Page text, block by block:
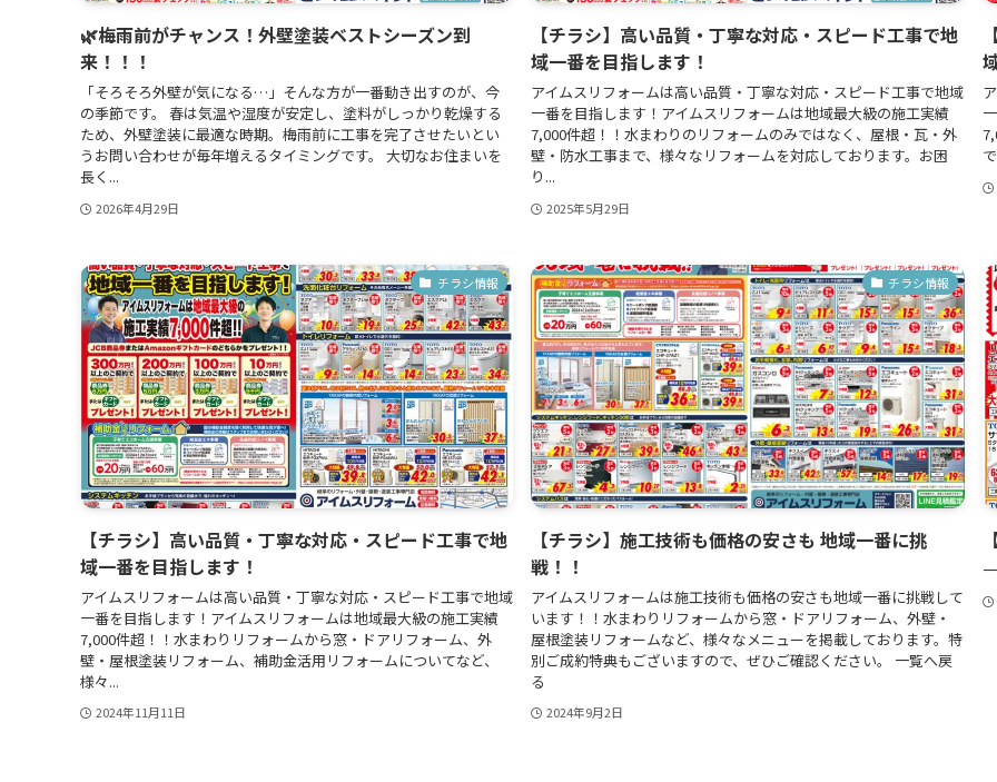
🌿梅雨前がチャンス！外壁塗装ベストシーズン到
来！！！
「そろそろ外壁が気になる…」そんな方が一番動き出すのが、今
の季節です。 春は気温や湿度が安定し、塗料がしっかり乾燥する
ため、外壁塗装に最適な時期。梅雨前に工事を完了させたいとい
うお問い合わせが毎年増えるタイミングです。 大切なお住まいを
長く...
2026年4月29日
【チラシ】高い品質・丁寧な対応・スピード工事で地
域一番を目指します！
アイムスリフォームは高い品質・丁寧な対応・スピード工事で地域
一番を目指します！アイムスリフォームは地域最大級の施工実績
7,000件超！！水まわりのリフォームのみではなく、屋根・瓦・外
壁・防水工事まで、様々なリフォームを対応しております。お困
り...
2025年5月29日
チラシ情報
【チラシ】高い品質・丁寧な対応・スピード工事で地
域一番を目指します！
アイムスリフォームは高い品質・丁寧な対応・スピード工事で地域
一番を目指します！アイムスリフォームは地域最大級の施工実績
7,000件超！！水まわりリフォームから窓・ドアリフォーム、外
壁・屋根塗装リフォーム、補助金活用リフォームについてなど、
様々...
2024年11月11日
チラシ情報
【チラシ】施工技術も価格の安さも 地域一番に挑
戦！！
アイムスリフォームは施工技術も価格の安さも地域一番に挑戦して
います！！水まわりリフォームから窓・ドアリフォーム、外壁・
屋根塗装リフォームなど、様々なメニューを掲載しております。特
別ご成約特典もございますので、ぜひご確認ください。 一覧へ戻
る
2024年9月2日